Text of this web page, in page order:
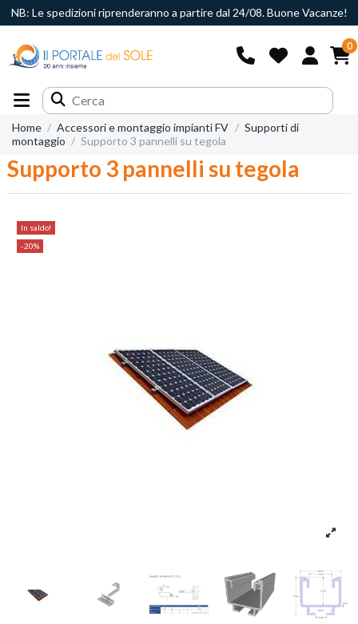
NB: Le spedizioni riprenderanno a partire dal 24/08. Buone Vacanze!
0
Home Accessori e montaggio impianti FV
Supporti di
montaggio
Supporto 3 pannelli su tegola
Supporto 3 pannelli su tegola
In saldo!
-20%